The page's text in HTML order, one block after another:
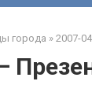
города » 2007-